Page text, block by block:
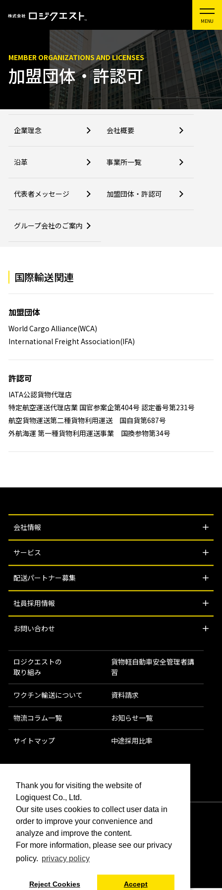
MEMBER ORGANIZATIONS AND LICENSES
加盟団体・許認可
企業理念 会社概要
沿革 事業所一覧
代表者メッセージ 加盟団体・許認可
グループ会社のご案内
国際輸送関連
加盟団体
World Cargo Alliance(WCA)
International Freight Association(IFA)
許認可
IATA公認貨物代理店
特定航空運送代理店業 国官参案企第404号 認定番号第231号
航空貨物運送第二種貨物利用運送 国自貨第687号
外航海運 第一種貨物利用運送事業 国換参物第34号
会社情報
サービス
配送パートナー募集
社員採用情報
お問い合わせ
ロジクエストの
取り組み
貨物軽自動車安全管理者講
習
ワクチン輸送について 資料請求
物流コラム一覧 お知らせ一覧
サイトマップ 中途採用比率
プライバシーポリシー Cookieポリシー
運送約款
贈収賄防止
勧誘方針
Thank you for visiting the website of
Logiquest Co., Ltd.
Our site uses cookies to collect user data in
order to improve your convenience and
analyze and improve the content.
For more information, please see our privacy
policy. privacy policy
Reject Cookies Accept